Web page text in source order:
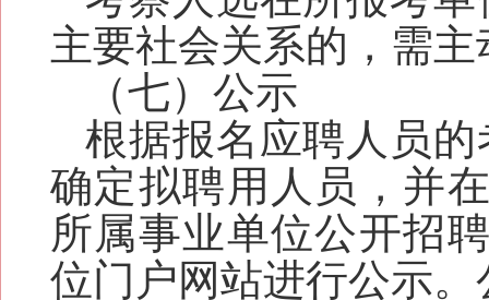
主要社会关系的，需
（七）公示
根据报名应聘人员
确定拟聘用人员，并
所属事业单位公开招
位门户网站进行公示